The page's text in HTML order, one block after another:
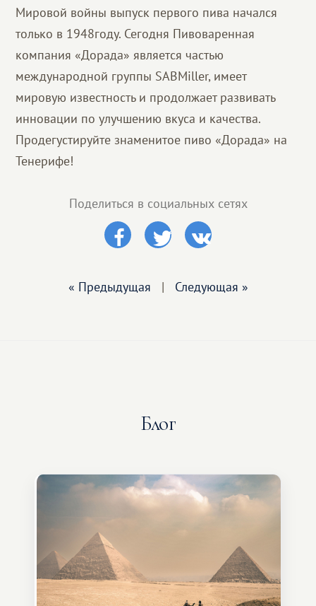
Мировой войны выпуск первого пива начался
только в 1948году. Сегодня Пивоваренная
компания «Дорада» является частью
международной группы SABMiller, имеет
мировую известность и продолжает развивать
инновации по улучшению вкуса и качества.
Продегустируйте знаменитое пиво «Дорада» на
Тенерифе!
Поделиться в социальных сетях
« Предыдущая | Следующая »
Блог